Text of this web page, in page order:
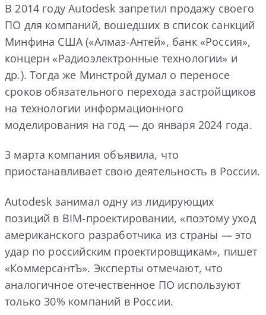
В 2014 году Autodesk запретил продажу своего
ПО для компаний, вошедших в список санкций
Минфина США («Алмаз-Антей», банк «Россия»,
концерн «Радиоэлектронные технологии» и
др.). Тогда же Минстрой думал о переносе
сроков обязательного перехода застройщиков
на технологии информационного
моделирования на год — до января 2024 года.
3 марта компания объявила, что
приостанавливает свою деятельность в России.
Autodesk занимал одну из лидирующих
позиций в BIM-проектировании, «поэтому уход
американского разработчика из страны — это
удар по российским проектировщикам», пишет
«КоммерсантЪ». Эксперты отмечают, что
аналогичное отечественное ПО используют
только 30% компаний в России.